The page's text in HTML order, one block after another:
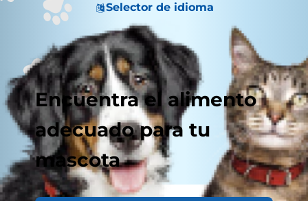
Selector de idioma
Encuentra el alimento
adecuado para tu
mascota